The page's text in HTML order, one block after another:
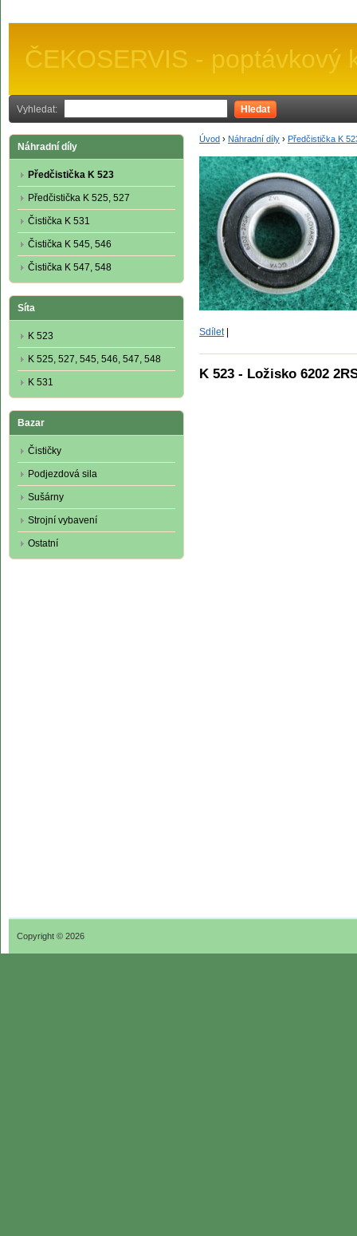
ČEKOSERVIS -
Vyhledat: Hledat
Úvod › Náhradní díly › Předčistička K
Sdílet
K 523 - Ložisko 6202
Náhradní díly
Předčistička K 523
Předčistička K 525, 527
Čistička K 531
Čistička K 545, 546
Čistička K 547, 548
Síta
K 523
K 525, 527, 545, 546, 547, 548
K 531
Bazar
Čističky
Podjezdová sila
Sušárny
Strojní vybavení
Ostatní
Copyright © 2026